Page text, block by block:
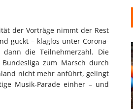
der Vorträge nimmt der Rest
guckt – klaglos unter Corona-
dann die Teilnehmerzahl. Die
zum Marsch durch
nicht mehr anführt, gelingt
Musik-Parade einher – und